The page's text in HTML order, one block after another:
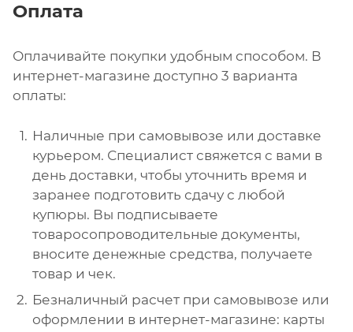
Оплата
Оплачивайте покупки удобным способом. В
интернет-магазине доступно 3 варианта
оплаты:
Наличные при самовывозе или доставке
курьером. Специалист свяжется с вами в
день доставки, чтобы уточнить время и
заранее подготовить сдачу с любой
купюры. Вы подписываете
товаросопроводительные документы,
вносите денежные средства, получаете
товар и чек.
Безналичный расчет при самовывозе или
оформлении в интернет-магазине: карты